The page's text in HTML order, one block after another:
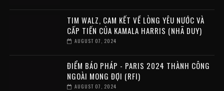
TIM WALZ, CAM KẾT VỀ LÒNG YÊU NƯỚC VÀ
CẤP TIẾN CỦA KAMALA HARRIS (NHÃ DUY)
AUGUST 07, 2024
ĐIỂM BÁO PHÁP - PARIS 2024 THÀNH CÔNG
NGOÀI MONG ĐỢI (RFI)
AUGUST 07, 2024